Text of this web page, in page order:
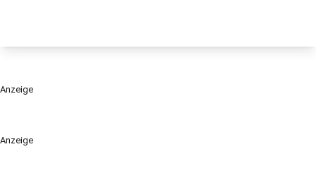
Anzeige
Anzeige